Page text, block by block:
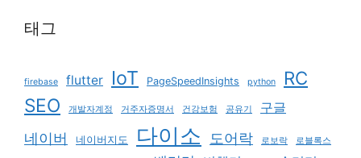
태그
firebase flutter IoT PageSpeedInsights python
RC
SEO
개발자계정 거주자증명서 건강보험 공유기 구글
네이버 네이버지도 다이소 도어락 로보락 로블록스